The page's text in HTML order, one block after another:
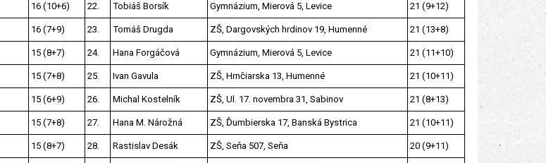
16 (10+6) 22. Tobiáš Borsík Gymnázium, Mierová 5, Levice 21 (9+12)
16 (7+9) 23. Tomáš Drugda ZŠ, Dargovských hrdinov 19, Humenné 21 (13+8)
15 (8+7) 24. Hana Forgáčová Gymnázium, Mierová 5, Levice 21 (11+10)
15 (7+8) 25. Ivan Gavula ZŠ, Hrnčiarska 13, Humenné 21 (10+11)
15 (6+9) 26. Michal Kostelník ZŠ, Ul. 17. novembra 31, Sabinov 21 (8+13)
15 (7+8) 27. Hana M. Nárožná ZŠ, Ďumbierska 17, Banská Bystrica 21 (10+11)
15 (8+7) 28. Rastislav Desák ZŠ, Seňa 507, Seňa 20 (9+11)